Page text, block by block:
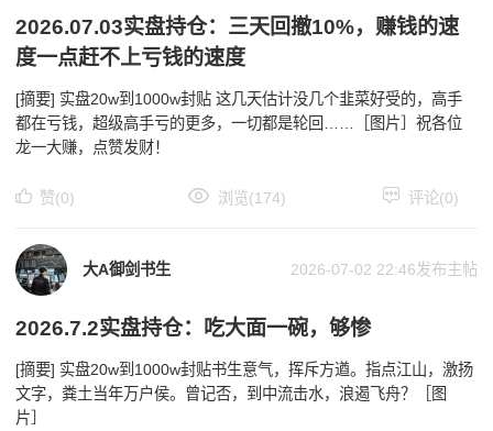
2026.07.03实盘持仓：三天回撤10%，赚钱的速
度一点赶不上亏钱的速度
[摘要] 实盘20w到1000w封贴￼ 这几天估计没几个韭菜好受的，高手
都在亏钱，超级高手亏的更多，一切都是轮回……［图片］祝各位
龙一大赚，点赞发财！
赞(0) 浏览(174) 评论(0)
大A御剑书生 2026-07-02 22:46发布主帖
2026.7.2实盘持仓：吃大面一碗，够惨
[摘要] 实盘20w到1000w封贴￼书生意气，挥斥方遒。指点江山，激扬
文字，粪土当年万户侯。曾记否，到中流击水，浪遏飞舟？［图
片］